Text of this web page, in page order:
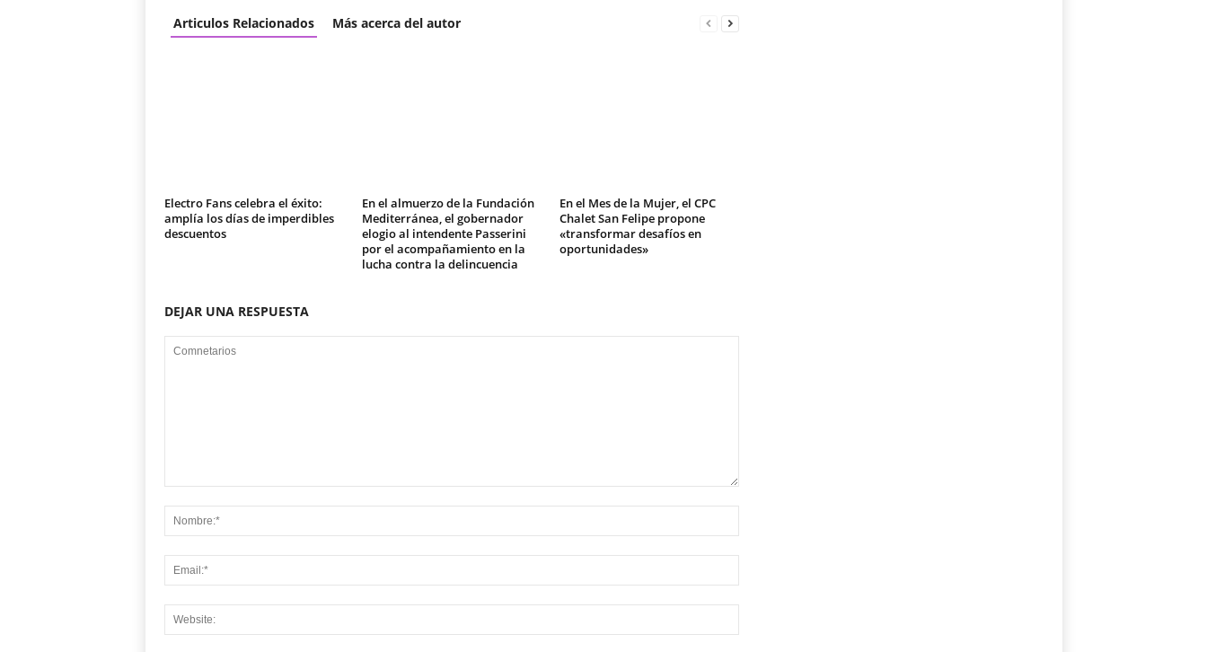
Articulos Relacionados Más acerca del autor
Electro Fans celebra el éxito:
amplía los días de imperdibles
descuentos
En el almuerzo de la Fundación
Mediterránea, el gobernador
elogio al intendente Passerini
por el acompañamiento en la
lucha contra la delincuencia
En el Mes de la Mujer, el CPC
Chalet San Felipe propone
«transformar desafíos en
oportunidades»
DEJAR UNA RESPUESTA